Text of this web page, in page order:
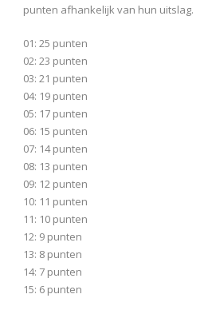
punten afhankelijk van hun uitslag.
01: 25 punten
02: 23 punten
03: 21 punten
04: 19 punten
05: 17 punten
06: 15 punten
07: 14 punten
08: 13 punten
09: 12 punten
10: 11 punten
11: 10 punten
12: 9 punten
13: 8 punten
14: 7 punten
15: 6 punten